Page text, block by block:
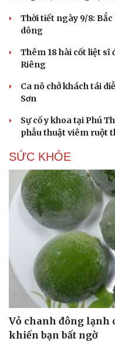
Văn học
Âm nhạc
Thời tiết ngày 9/8:
dông
Thêm 18 hài cốt liệt sĩ
Riêng
Ca nô chở khách tái
Sơn
Sự cố y khoa tại Phú
phẫu thuật viêm ruột
SỨC KHỎE
Vỏ chanh đông lạnh
khiến bạn bất ngờ